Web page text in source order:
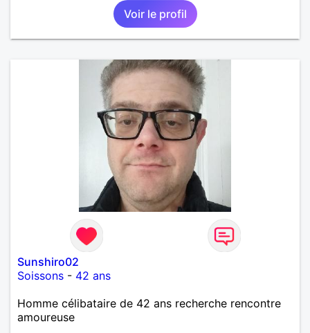
Voir le profil
Sunshiro02
Soissons - 42 ans
Homme célibataire de 42 ans recherche rencontre
amoureuse